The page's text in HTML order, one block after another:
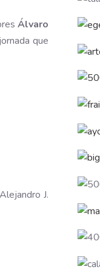
Álvaro
que
J.